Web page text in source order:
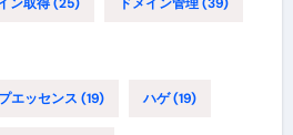
エッセンス (19) ハゲ(19)